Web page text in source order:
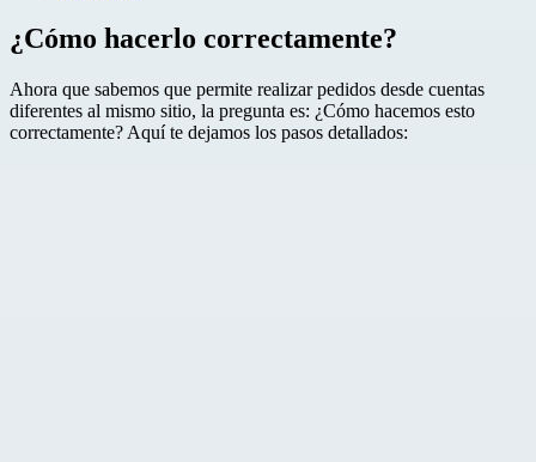
¿Cómo hacerlo correctamente?
Ahora que sabemos que permite realizar pedidos desde cuentas
diferentes al mismo sitio, la pregunta es: ¿Cómo hacemos esto
correctamente? Aquí te dejamos los pasos detallados: